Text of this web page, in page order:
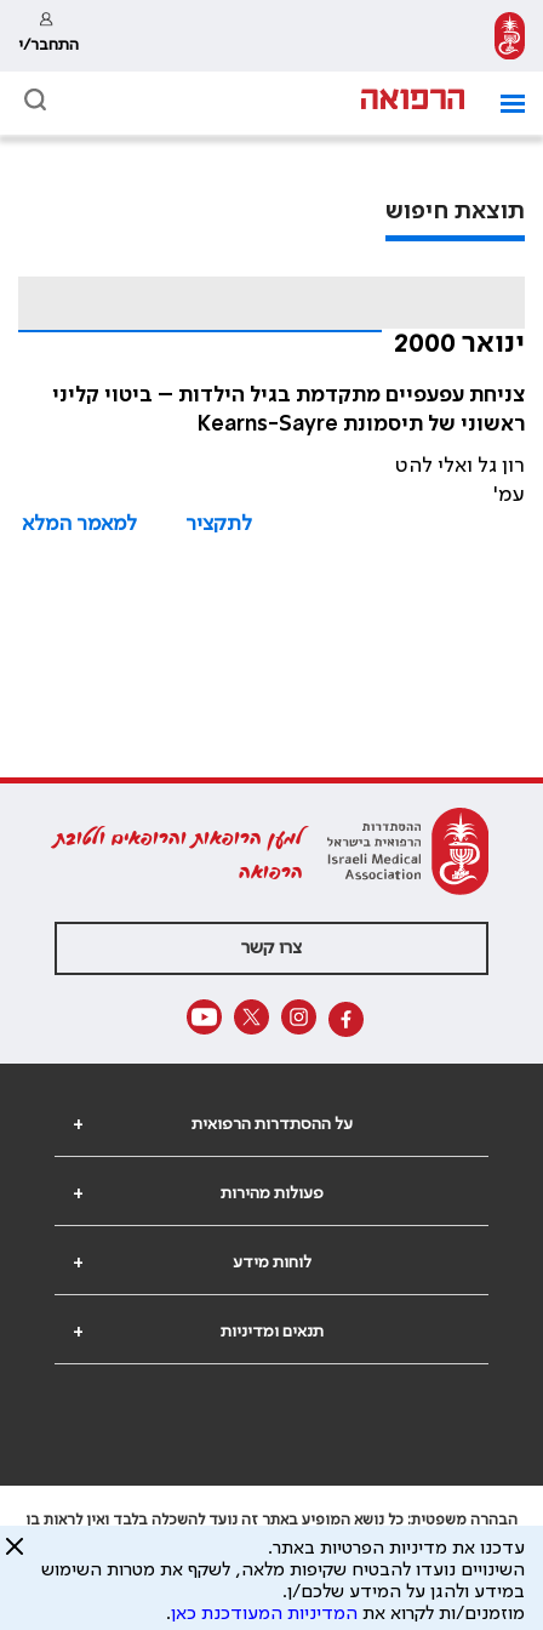
התחבר/י
תוצאת חיפוש
ינואר 2000
צניחת עפעפיים מתקדמת בגיל הילדות – ביטוי קליני
ראשוני של תיסמונת Kearns-Sayre
רון גל ואלי להט
עמ'
לתקציר
למאמר המלא
למען הרופאות והרופאים ולטובת
הרפואה
צרו קשר
+ על ההסתדרות הרפואית
+ פעולות מהירות
+ לוחות מידע
+ תנאים ומדיניות
הבהרה משפטית: כל נושא המופיע באתר זה נועד להשכלה בלבד ואין לראות בו
ייעוץ רפואי או משפטי. אין הר"י אחראית לתוכן המתפרסם באתר זה ולכל נזק
שעלול להיגרם.
ידוע לי שהר"י אוספת ושומרת מידע אישי לצורך מתן השרות וכי חלק ממנו עשוי
להיות מועבר לצדדים שלישיים, הכל בכפוף למדיניות הפרטיות
עדכנו את מדיניות הפרטיות באתר.
השינויים נועדו להבטיח שקיפות מלאה, לשקף את מטרות השימוש
במידע ולהגן על המידע שלכם/ן.
מוזמנים/ות לקרוא את המדיניות המעודכנת כאן.